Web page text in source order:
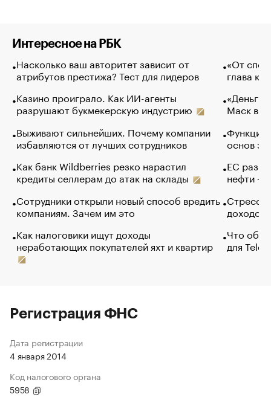
Интересное на РБК
Насколько ваш авторитет зависит от
атрибутов престижа? Тест для лидеров
Казино проиграло. Как ИИ-агенты
разрушают букмекерскую индустрию
Выживают сильнейших. Почему компании
избавляются от лучших сотрудников
Как банк Wildberries резко нарастил
кредиты селлерам до атак на склады
Сотрудники открыли новый способ вредить
компаниям. Зачем им это
Как налоговики ищут доходы
неработающих покупателей яхт и квартир
«От
глава
«Деньги
Маск в
Функции
основ
ЕС
нефти —
Стресс
доходов
Что
для
Регистрация ФНС
Дата регистрации
4 января 2014
Код налогового органа
5958